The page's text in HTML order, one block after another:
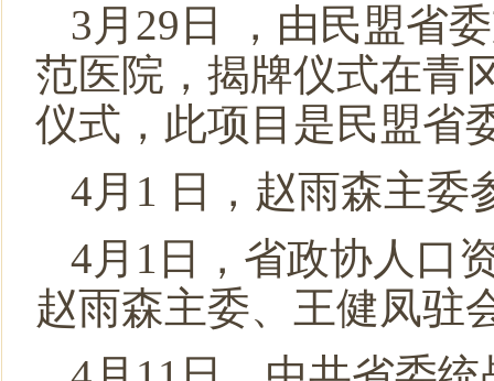
3月29日 ，由民盟省
范医院，揭牌仪式在青
仪式，此项目是民盟省
4月1 日，赵雨森主委
4月1日，省政协人口
赵雨森主委、王健凤驻